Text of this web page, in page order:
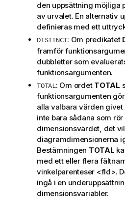
den uppsättning möjliga
av urvalet. En alternativ
definieras med ett
DISTINCT: Om predikatet
framför
dubbletter som
funktionsargumenten.
TOTAL: Om ordet TOTAL
funktionsargumenten
alla valbara värden
inte bara sådana som
dimensionsvärdet, det
diagramdimensionerna
Bestämningen TOTAL
med ett eller flera
vinkelparenteser <fld>.
ingå i en
dimensionsvariabler.